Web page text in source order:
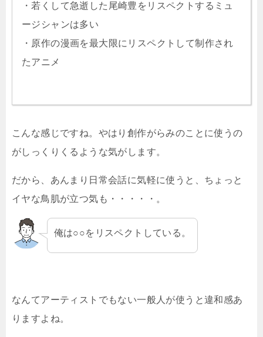
・若くして急逝した尾崎豊をリスペクトするミュ
ージシャンは多い
・原作の漫画を最大限にリスペクトして制作され
たアニメ
こんな感じですね。やはり創作がらみのことに使うの
がしっくりくるような気がします。
だから、あんまり日常会話に気軽に使うと、ちょっと
イヤな鳥肌が立つ気も・・・・・。
俺は○○をリスペクトしている。
なんてアーティストでもない一般人が使うと違和感あ
りますよね。